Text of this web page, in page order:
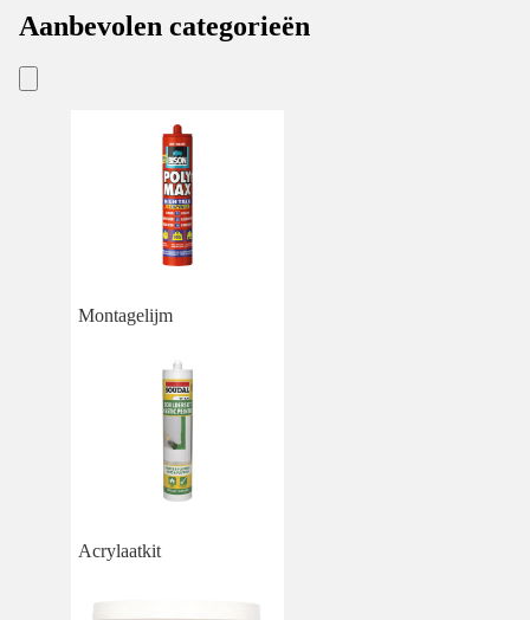
Aanbevolen categorieën
Montagelijm
Acrylaatkit